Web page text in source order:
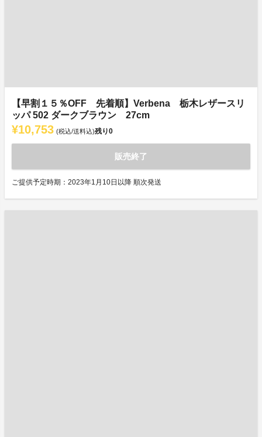
【早割１５％OFF 先着順】Verbena 栃木レザースリ
ッパ 502 ダークブラウン 27cm
¥10,753 (税込/送料込)残り0
販売終了
ご提供予定時期：2023年1月10日以降 順次発送